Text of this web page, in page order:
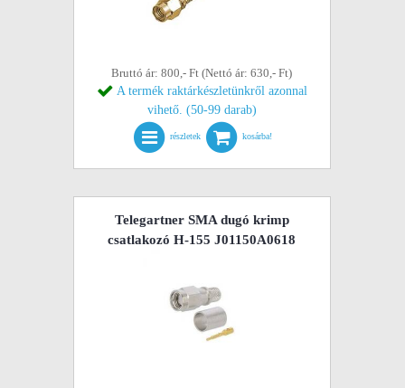
Bruttó ár: 800,- Ft (Nettó ár: 630,- Ft)
A termék raktárkészletünkről azonnal
vihető. (50-99 darab)
részletek kosárba!
Telegartner SMA dugó krimp
csatlakozó H-155 J01150A0618